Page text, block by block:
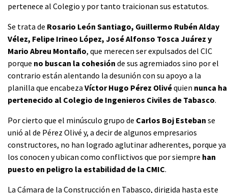
pertenece al Colegio y por tanto traicionan sus estatutos.
Se trata de Rosario León Santiago, Guillermo Rubén Alday
Vélez, Felipe Irineo López, José Alfonso Tosca Juárez y
Mario Abreu Montaño, que merecen ser expulsados del CIC
porque no buscan la cohesión de sus agremiados sino por el
contrario están alentando la desunión con su apoyo a la
planilla que encabeza Víctor Hugo Pérez Olivéquien nunca ha
pertenecido al Colegio de Ingenieros Civiles de Tabasco.
Por cierto que el minúsculo grupo de Carlos Boj Esteban se
unió al de Pérez Olivé y, a decir de algunos empresarios
constructores, no han logrado aglutinar adherentes, porque ya
los conocen y ubican como conflictivos que por siempre han
puesto en peligro la estabilidad de la CMIC.
La Cámara de la Construcción en Tabasco, dirigida hasta este